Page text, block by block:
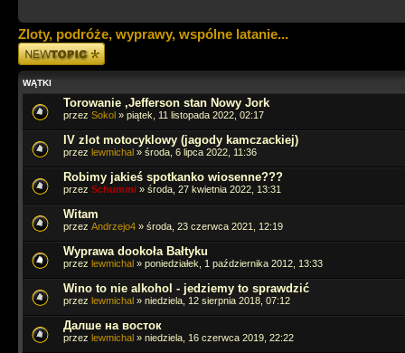
Zloty, podróże, wyprawy, wspólne latanie...
Napisz wątek
WĄTKI
Torowanie ,Jefferson stan Nowy Jork
przez Sokol » piątek, 11 listopada 2022, 02:17
IV zlot motocyklowy (jagody kamczackiej)
przez lewmichal » środa, 6 lipca 2022, 11:36
Robimy jakieś spotkanko wiosenne???
przez Schummi » środa, 27 kwietnia 2022, 13:31
Witam
przez Andrzejo4 » środa, 23 czerwca 2021, 12:19
Wyprawa dookoła Bałtyku
przez lewmichal » poniedziałek, 1 października 2012, 13:33
Wino to nie alkohol - jedziemy to sprawdzić
przez lewmichal » niedziela, 12 sierpnia 2018, 07:12
Далше на восток
przez lewmichal » niedziela, 16 czerwca 2019, 22:22